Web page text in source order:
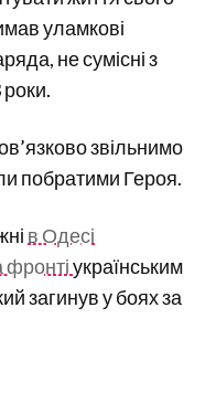
уламкові
не сумісні з
звільнимо
побратими Героя.
в Одесі
фронтіукраїнським
загинув у боях за